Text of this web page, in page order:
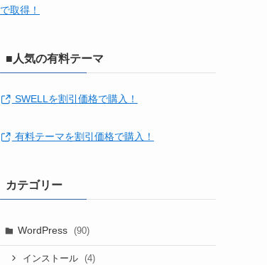
で取得！
■人気の有料テーマ
SWELLを割引価格で購入！
有料テーマを割引価格で購入！
カテゴリー
WordPress (90)
インストール (4)